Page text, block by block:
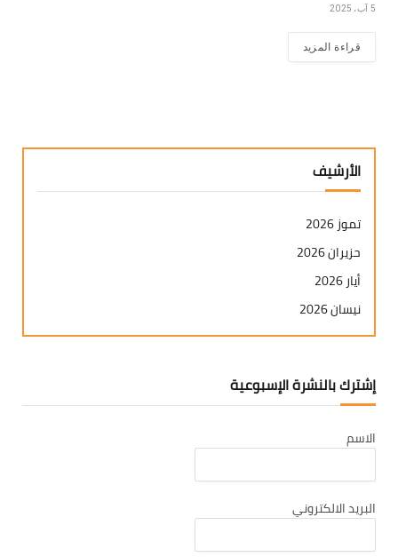
5 آب، 2025
قراءة المزيد
الأرشيف
تموز 2026
حزيران 2026
أيار 2026
نيسان 2026
آذار 2026
كانون ثاني 2026
تشرين ثاني 2025
تشرين أول 2025
أيلول 2025
إشترك بالنشرة الإسبوعية
الاسم
البريد الالكتروني